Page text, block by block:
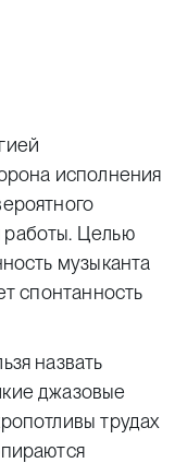
исполнения
Целью
музыканта
спонтанность
назвать
джазовые
трудах